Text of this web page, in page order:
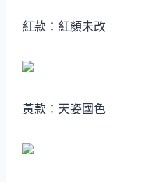
紅款：紅顏未改
黃款：天姿國色